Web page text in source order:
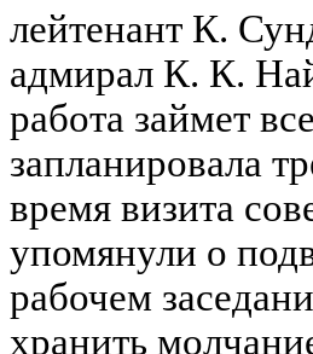
лейтенант К.
адмирал К. К.
работа займет
запланировала
время визита
упомянули о
рабочем
хранить